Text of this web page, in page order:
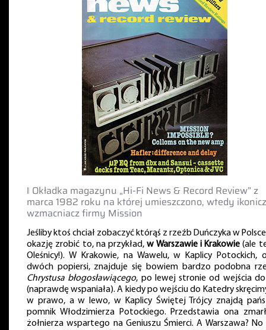
‖ Okładka magazynu „Hi-Fi News & Record Review” z
marca 1982 roku na której umieszczono, wtedy
wzmacniacz firmy Mission
Jeśliby ktoś chciał zobaczyć którąś z rzeźb Duńczyka w
okazję zrobić to, na przykład,w Warszawie i Krakowie (ale
Oleśnicy!). W Krakowie, na Wawelu, w Kaplicy Potockich,
dwóch popiersi, znajduje się bowiem bardzo podobna
Chrystusa błogosławiącego, po lewej stronie od wejścia
(naprawdę wspaniała). A kiedy po wejściu do Katedry
w prawo, a w lewo, w Kaplicy Świętej Trójcy znajdą
pomnik Włodzimierza Potockiego. Przedstawia ona
żołnierza wspartego na Geniuszu Śmierci. A Warszawa? No